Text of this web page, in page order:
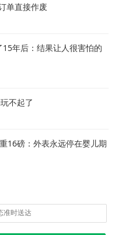
单直接作废
年后：结果让人很害怕的
不起了
16磅：外表永远停在婴儿期